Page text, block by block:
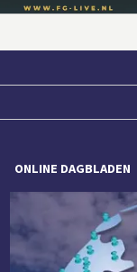
ONLINE DAGBLADEN